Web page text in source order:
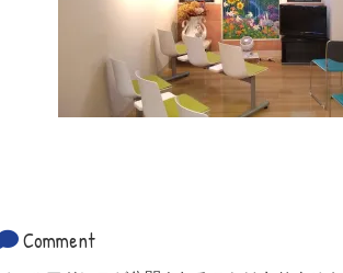
Comment